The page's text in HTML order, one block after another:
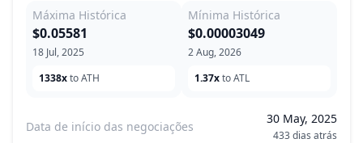
Máxima Histórica
18 Jul, 2025
$0.05581
1338xto ATH
Mínima Histórica
2 Aug, 2026
$0.00003049
1.37xto ATL
Data de início das negociações
30 May, 2025
433 dias atrás